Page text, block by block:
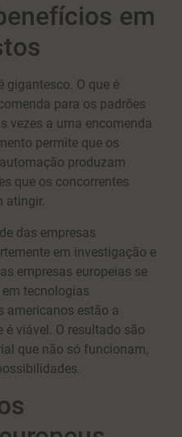
em
gigantesco. O que é
para os padrões
vezes a uma encomenda
permite que os
produzam
que os concorrentes
atingir.
das empresas
em investigação e
empresas europeias se
tecnologias
americanos estão a
viável. O resultado são
que não só funcionam,